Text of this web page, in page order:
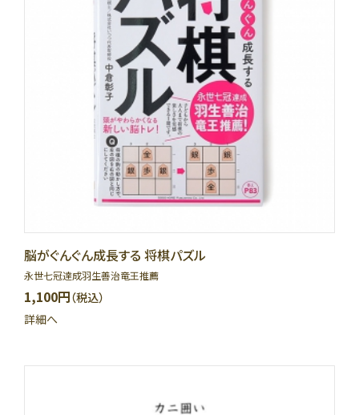
脳がぐんぐん成長する 将棋パズル
永世七冠達成羽生善治竜王推薦
1,100円（税込）
詳細へ